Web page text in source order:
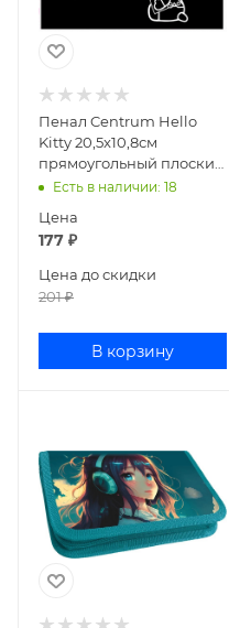
Пенал Centrum Hello
Kitty 20,5x10,8см
прямоугольный плоский
текстиль 75960
Есть в наличии: 18
Цена
177 ₽
Цена до скидки
201₽
В корзину